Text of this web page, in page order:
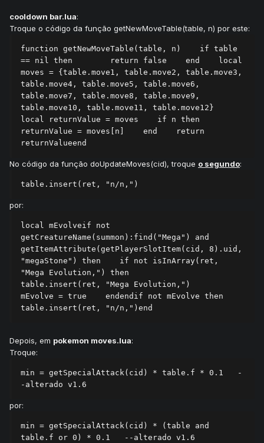
cooldown bar.lua:
Troque o código da função getNewMoveTable(table, n) por este:
function getNewMoveTable(table, n)    if table
== nil then        return false    end    local
moves = {table.move1, table.move2, table.move3,
table.move4, table.move5, table.move6,
table.move7, table.move8, table.move9,
table.move10, table.move11, table.move12}
local returnValue = moves    if n then
returnValue = moves[n]    end    return
returnValueend
No código da função doUpdateMoves(cid), troque o segundo:
table.insert(ret, "n/n,")
por:
local mEvolveif not
getCreatureName(summon):find("Mega") and
getItemAttribute(getPlayerSlotItem(cid, 8).uid,
"megaStone") then    if not isInArray(ret,
"Mega Evolution,") then
table.insert(ret, "Mega Evolution,")
mEvolve = true    endendif not mEvolve then
table.insert(ret, "n/n,")end
Depois, em pokemon moves.lua:
Troque:
min = getSpecialAttack(cid) * table.f * 0.1   -
-alterado v1.6
por:
min = getSpecialAttack(cid) * (table and
table.f or 0) * 0.1   --alterado v1.6